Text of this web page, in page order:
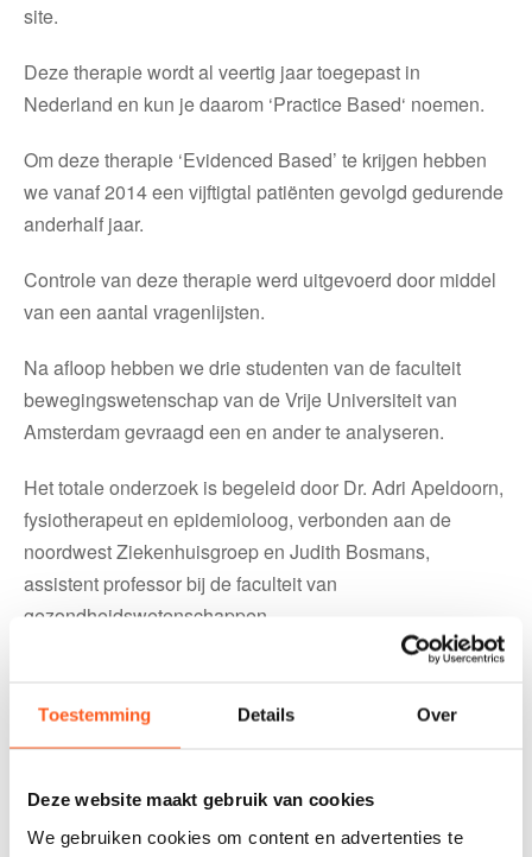
Toestemming Details Over
Deze website maakt gebruik van cookies
We gebruiken cookies om content en advertenties te
site.
Deze therapie wordt al veertig jaar toegepast in
Nederland en kun je daarom ‘Practice Based‘ noemen.
Om deze therapie ‘Evidenced Based’ te krijgen hebben
we vanaf 2014 een vijftigtal patiënten gevolgd gedurende
anderhalf jaar.
Controle van deze therapie werd uitgevoerd door middel
van een aantal vragenlijsten.
Na afloop hebben we drie studenten van de faculteit
bewegingswetenschap van de Vrije Universiteit van
Amsterdam gevraagd een en ander te analyseren.
Het totale onderzoek is begeleid door Dr. Adri Apeldoorn,
fysiotherapeut en epidemioloog, verbonden aan de
noordwest Ziekenhuisgroep en Judith Bosmans,
assistent professor bij de faculteit van
gezondheidswetenschappen.
De artikelen die de dames Saskia Wijlhuizen, Annet
Zevenbergen en Angelique van Kippersluis hierover
1Scriptie Saskia Wijlhuizen
2Scriptie Annet Zevenbergen